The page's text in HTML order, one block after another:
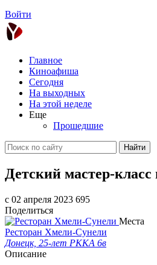
Войти
Главное
Киноафиша
Сегодня
На выходных
На этой неделе
Еще
Прошедшие
Найти
Детский мастер-
c 02 апреля 2023 695
Поделиться
Места
Ресторан Хмели-Сунели
Донецк, 25-лет РККА 6в
Описание